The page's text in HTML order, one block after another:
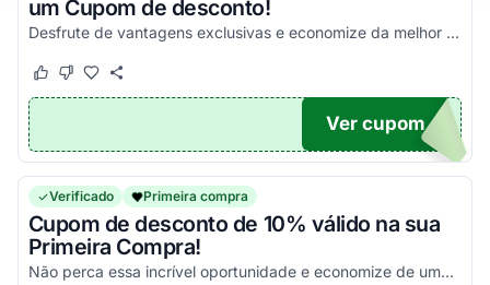
um Cupom de desconto!
Desfrute de vantagens exclusivas e economize da melhor maneira possível!
Este cupom funcionou
Este cupom não funcionou
10
Ver cupom
Verificado Primeira compra
Cupom de desconto de 10% válido na sua
Primeira Compra!
Não perca essa incrível oportunidade e economize de uma maneira simples!